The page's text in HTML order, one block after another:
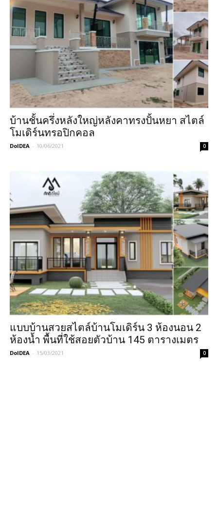
บ้านชั้นครึ่งหลังใหญ่หลังคาทรงปั้นหยา สไตล์
โมเดิร์นทรอปิกคอล
DoIDEA - 10/06/2021 0
แบบบ้านสวยสไตล์บ้านโมเดิร์น 3 ห้องนอน 2
ห้องน้ำ พื้นที่ใช้สอยตัวบ้าน 145 ตารางเมตร
DoIDEA - 15/03/2021 0